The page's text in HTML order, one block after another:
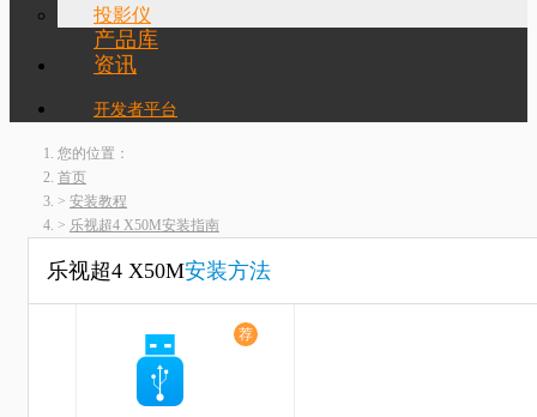
投影仪
产品库
资讯
开发者平台
您的位置：
首页
安装教程
乐视超4 X50M安装指南
乐视超4 X50M安装方法
荐